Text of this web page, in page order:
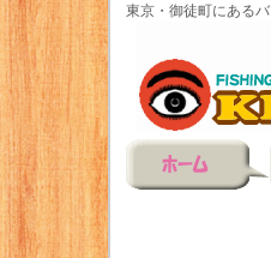
東京・御徒町にある